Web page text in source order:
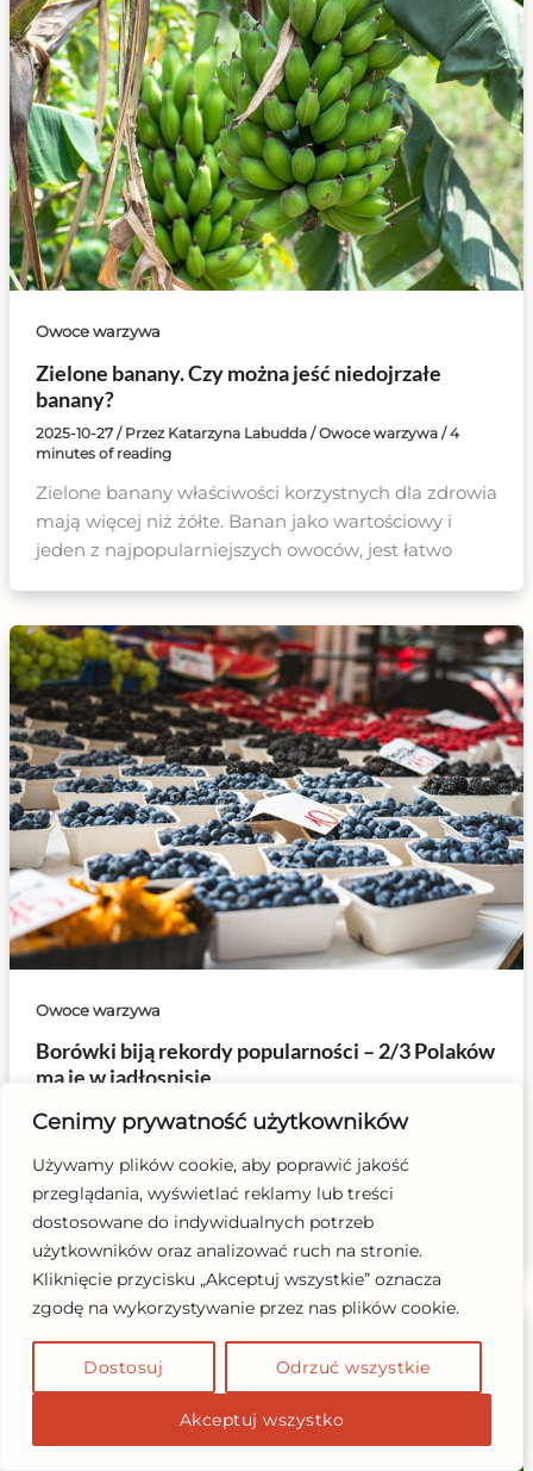
Cenimy prywatność użytkowników
Używamy plików cookie, aby poprawić jakość
przeglądania, wyświetlać reklamy lub treści
dostosowane do indywidualnych potrzeb
użytkowników oraz analizować ruch na stronie.
Kliknięcie przycisku „Akceptuj wszystkie” oznacza
zgodę na wykorzystywanie przez nas plików cookie.
Dostosuj Odrzuć wszystkie
Akceptuj wszystko
Owoce warzywa
Zielone banany. Czy można jeść niedojrzałe
banany?
2025-10-27 / Przez Katarzyna Labudda /Owoce warzywa/4
minutes of reading
Zielone banany właściwości korzystnych dla zdrowia
mają więcej niż żółte. Banan jako wartościowy i
jeden z najpopularniejszych owoców, jest łatwo
Owoce warzywa
Borówki biją rekordy popularności – 2/3 Polaków
ma je w jadłospisie
2025-09-24 / Przez Katarzyna Labudda / Zostaw komentarz
Owoce warzywa / 2 minutes of reading
Według najnowszych danych Kantar Polska, w
sierpniu 2025 roku borówki znalazły się w jadłospisie
aż u 66% dorosłych Polaków, czyli